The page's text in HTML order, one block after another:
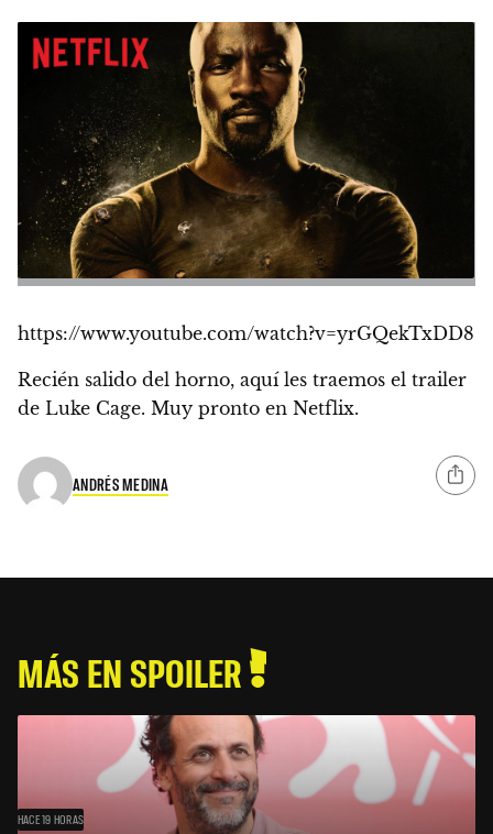
https://www.youtube.com/watch?v=yrGQekTxDD8
Recién salido del horno, aquí les traemos el trailer
de Luke Cage. Muy pronto en Netflix.
ANDRÉS MEDINA
MÁS EN SPOILER
HACE 19 HORAS